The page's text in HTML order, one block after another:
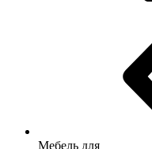
Мебель для